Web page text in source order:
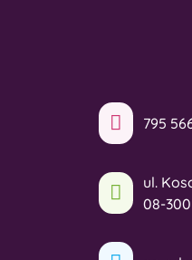
795
ul.
08-